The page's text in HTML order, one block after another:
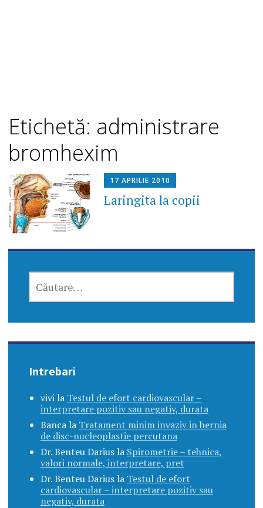
Etichetă: administrare
bromhexim
17 APRILIE 2010
Laringita la copii
DUPĂ:
Intrebari
vivila Testul de efort cardiovascular –
interpretare pozitiv sau negativ, durata
Bancala Tratament minim invaziv in hernia
de disc-nucleoplastie percutana
Dr. Benteu Dariusla Spirometrie – tehnica,
valori normale, interpretare, pret
Dr. Benteu Dariusla Testul de efort
cardiovascular – interpretare pozitiv sau
negativ, durata